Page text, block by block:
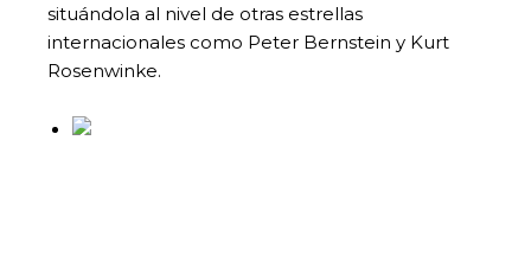
situándola al nivel de otras estrellas
internacionales como Peter Bernstein y Kurt
Rosenwinke.